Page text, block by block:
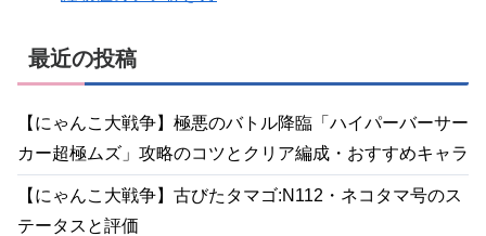
最近の投稿
【にゃんこ大戦争】極悪のバトル降臨「ハイパーバーサー
カー超極ムズ」攻略のコツとクリア編成・おすすめキャラ
【にゃんこ大戦争】古びたタマゴ:N112・ネコタマ号のス
テータスと評価